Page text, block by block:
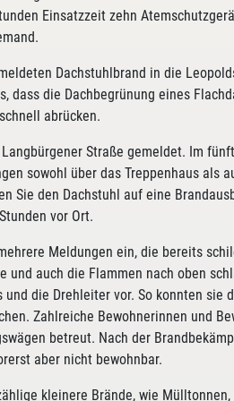
Einsatzzeit zehn
Dachstuhlbrand in die
die Dachbegrünung eines
abrücken.
Straße gemeldet. Im
sowohl über das Treppenhaus als
Sie den Dachstuhl auf eine
vor Ort.
Meldungen ein, die bereits
und auch die Flammen nach oben
die Drehleiter vor. So konnten sie
Zahlreiche Bewohnerinnen und
betreut. Nach der
aber nicht bewohnbar.
kleinere Brände, wie